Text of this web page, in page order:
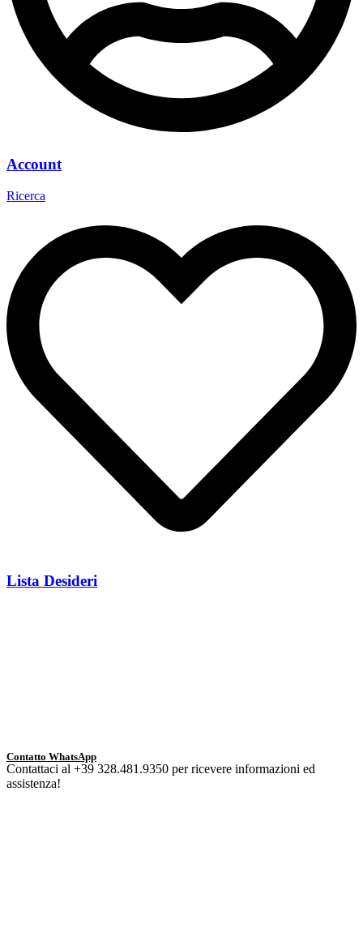
Account
Ricerca
Lista Desideri
Contatto WhatsApp
Contattaci al +39 328.481.9350 per ricevere informazioni ed
assistenza!